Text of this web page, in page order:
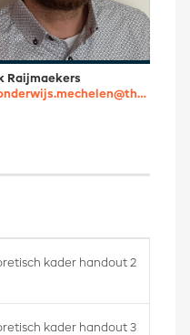
Raijmaekers
vc.onderwijs.mechelen@thomasmore.be
kader handout 2
kader handout 3